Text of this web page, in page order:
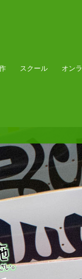
スクール オン